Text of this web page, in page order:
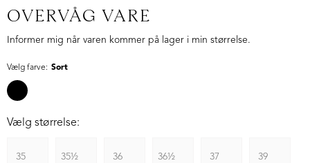
OVERVÅG VARE
Informer mig når varen kommer på lager i min størrelse.
Vælg farve: Sort
Vælg størrelse:
35 35½ 36 36½ 37 39